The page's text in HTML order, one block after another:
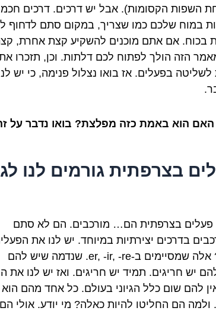
השפות הקסומות). אבל יש דרכים. דרכים
במוח שלכם כמו שצריך, במקום סתם לדחוף
בכוח. אם אתם מוכנים להשקיע קצת אחרת,
הזה הולך לפתוח לכם דלתות. וכן, תזכרו
בפעלים. אז בואו נצלול פנימה, כי יש
הוא באמת כזה מפלצת? בואו נדבר על
בצרפתית גורמים לנו
פעלים בצרפתית הם… מורכבים. הם לא סתם
בדרכים יצירתיות במיוחד. יש לנו את
ה״רגילים״, נכון? אלה שמסיימים ב-er, -ir, -re. שנדמה שיש להם
יש חריגים. תמיד יש חריגים. ואז יש לנו את
להם שום כלל הגיוני בעולם. כל אחד מהם הוא
ולמה הם החליטו להיות כאלה? מי יודע. אולי הם